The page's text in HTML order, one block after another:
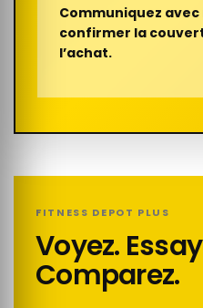
Communiquez
confirmer la
l’achat.
FITNESS DEPOT PLUS
Voyez.
Comparez.